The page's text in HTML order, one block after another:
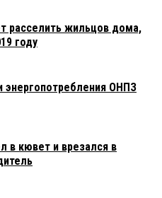
расселить жильцов дома,
году
ОНПЗ
в кювет и врезался в